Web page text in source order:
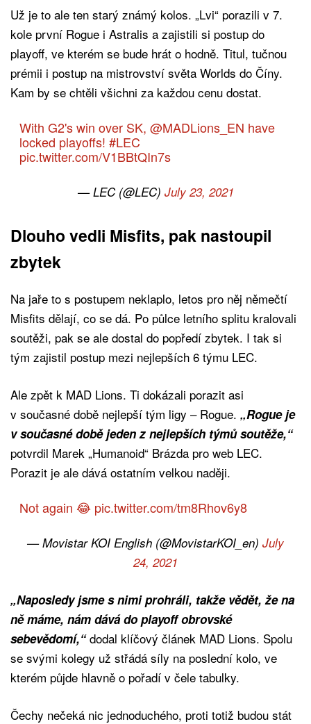
Už je to ale ten starý známý kolos. „Lvi“ porazili v 7.
kole první Rogue i Astralis a zajistili si postup do
playoff, ve kterém se bude hrát o hodně. Titul, tučnou
prémii i postup na mistrovství světa Worlds do Číny.
Kam by se chtěli všichni za každou cenu dostat.
With G2's win over SK, @MADLions_EN have
locked playoffs! #LEC
pic.twitter.com/V1BBtQIn7s
— LEC (@LEC) July 23, 2021
Dlouho vedli Misfits, pak nastoupil
zbytek
Na jaře to s postupem neklaplo, letos pro něj němečtí
Misfits dělají, co se dá. Po půlce letního splitu kralovali
soutěži, pak se ale dostal do popředí zbytek. I tak si
tým zajistil postup mezi nejlepších 6 týmu LEC.
Ale zpět k MAD Lions. Ti dokázali porazit asi
v současné době nejlepší tým ligy – Rogue. „Rogue je
v současné době jeden z nejlepších týmů soutěže,“
potvrdil Marek „Humanoid“ Brázda pro web LEC.
Porazit je ale dává ostatním velkou naději.
Not again 😂 pic.twitter.com/tm8Rhov6y8
— Movistar KOI English (@MovistarKOI_en) July
24, 2021
„Naposledy jsme s nimi prohráli, takže vědět, že na
ně máme, nám dává do playoff obrovské
sebevědomí,“dodal klíčový článek MAD Lions. Spolu
se svými kolegy už střádá síly na poslední kolo, ve
kterém půjde hlavně o pořadí v čele tabulky.
Čechy nečeká nic jednoduchého, proti totiž budou stát